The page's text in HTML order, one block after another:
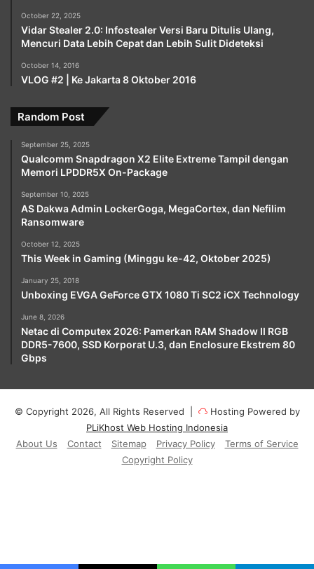
October 22, 2025
Vidar Stealer 2.0: Infostealer Versi Baru Ditulis Ulang,
Mencuri Data Lebih Cepat dan Lebih Sulit Dideteksi
October 14, 2016
VLOG #2 | Ke Jakarta 8 Oktober 2016
Random Post
September 25, 2025
Qualcomm Snapdragon X2 Elite Extreme Tampil dengan
Memori LPDDR5X On-Package
September 10, 2025
AS Dakwa Admin LockerGoga, MegaCortex, dan Nefilim
Ransomware
October 12, 2025
This Week in Gaming (Minggu ke-42, Oktober 2025)
January 25, 2018
Unboxing EVGA GeForce GTX 1080 Ti SC2 iCX Technology
June 8, 2026
Netac di Computex 2026: Pamerkan RAM Shadow II RGB
DDR5-7600, SSD Korporat U.3, dan Enclosure Ekstrem 80
Gbps
© Copyright 2026, All Rights Reserved |
Hosting Powered by
PLiKhost Web Hosting Indonesia
About Us
Contact Sitemap Privacy Policy
Terms of Service
Copyright Policy